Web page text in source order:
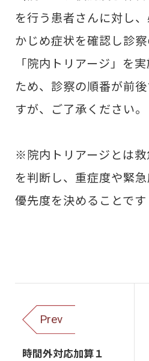
を行う患者さんに対し
かじめ症状を確認し診
「院内トリアージ」を
ため、診察の順番が前
すが、ご了承ください。
※院内トリアージとは
を判断し、重症度や緊
優先度を決めることです
Prev
時間外対応加算１